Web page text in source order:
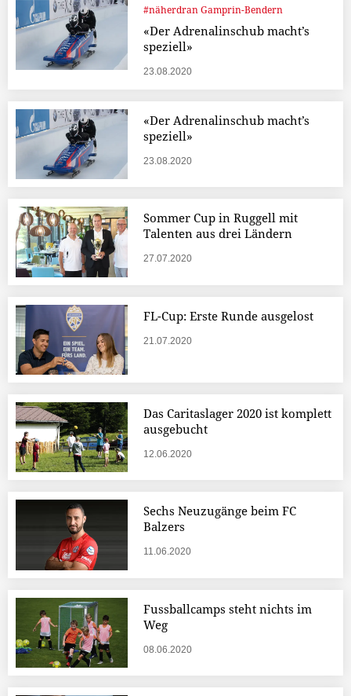
#näherdran Gamprin-Bendern
«Der Adrenalinschub macht’s
speziell»
23.08.2020
«Der Adrenalinschub macht’s
speziell»
23.08.2020
Sommer Cup in Ruggell mit
Talenten aus drei Ländern
27.07.2020
FL-Cup: Erste Runde ausgelost
21.07.2020
Das Caritaslager 2020 ist komplett
ausgebucht
12.06.2020
Sechs Neuzugänge beim FC
Balzers
11.06.2020
Fussballcamps steht nichts im
Weg
08.06.2020